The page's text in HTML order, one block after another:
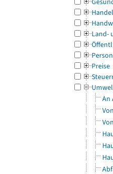
Land-
Preise
An